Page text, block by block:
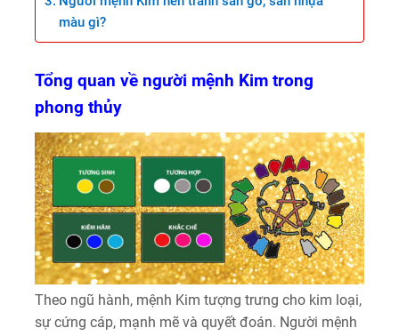
màu gì?
Tổng quan về người mệnh Kim trong
phong thủy
Theo ngũ hành, mệnh Kim tượng trưng cho kim loại,
sự cứng cáp, mạnh mẽ và quyết đoán. Người mệnh